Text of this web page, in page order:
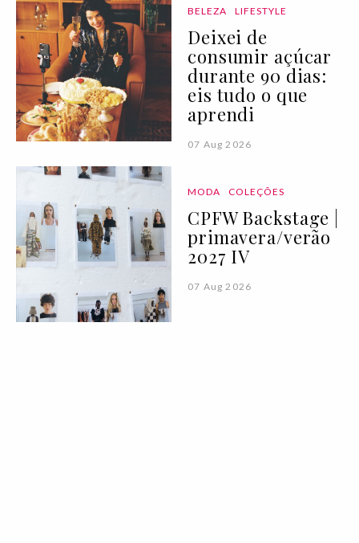
BELEZA LIFESTYLE
Deixei de
consumir açúcar
durante 90 dias:
eis tudo o que
aprendi
07 Aug 2026
MODA COLEÇÕES
CPFW Backstage |
primavera/verão
2027 IV
07 Aug 2026